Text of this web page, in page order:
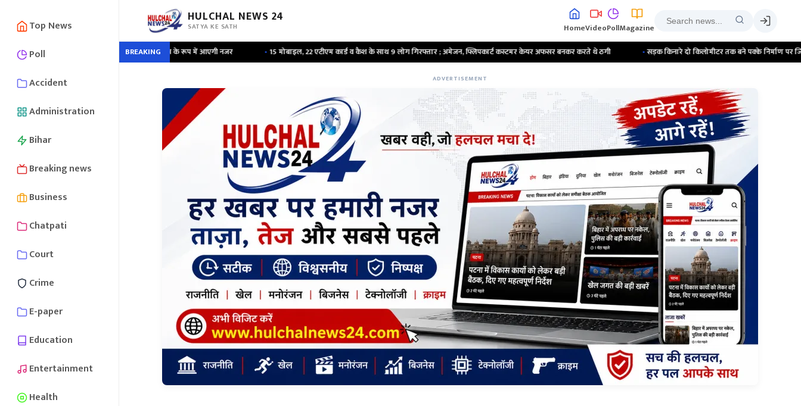
Top News
Poll
Accident
Administration
Bihar
Breaking news
Business
Chatpati
Court
Crime
E-paper
Education
Entertainment
Health
HULCHAL NEWS 24
SATYA KE SATH HomeVideoPollMagazine
BREAKING
; ‘पब्लिक का हीरो’ में लीड एक्ट्रेस के रूप में आएगी नजर •15 मोबाइल, 22 एटीएम कार्ड व कैश के साथ 9 लोग गिरफ्तार ; अमेजन, फ्लिपकार्ट कस्टमर केयर अफसर बनकर करते थे ठगी •सड़क किनारे दो किलोमीटर तक बने पक्के निर्माण पर जिला प्रशासन ने
ADVERTISEMENT